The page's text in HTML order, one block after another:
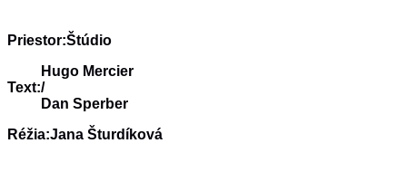
Priestor:Štúdio
Text:
Hugo Mercier
/
Dan Sperber
Réžia:Jana Šturdíková